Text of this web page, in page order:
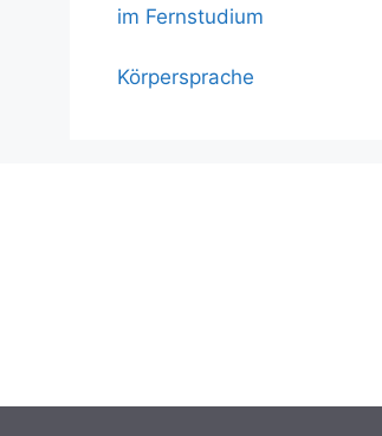
im Fernstudium
Körpersprache